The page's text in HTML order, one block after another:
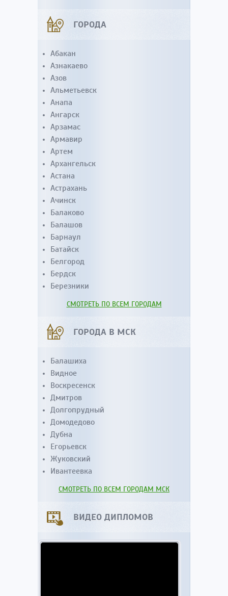
ГОРОДА
Абакан
Азнакаево
Азов
Альметьевск
Анапа
Ангарск
Арзамас
Армавир
Артем
Архангельск
Астана
Астрахань
Ачинск
Балаково
Балашов
Барнаул
Батайск
Белгород
Бердск
Березники
СМОТРЕТЬ ПО ВСЕМ ГОРОДАМ
ГОРОДА В МСК
Балашиха
Видное
Воскресенск
Дмитров
Долгопрудный
Домодедово
Дубна
Егорьевск
Жуковский
Ивантеевка
СМОТРЕТЬ ПО ВСЕМ ГОРОДАМ МСК
ВИДЕО ДИПЛОМОВ